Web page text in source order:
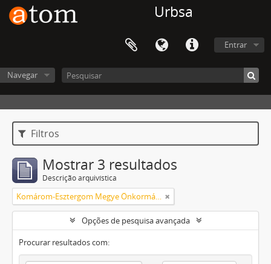
Urbsa
Entrar
Navegar
Filtros
Mostrar 3 resultados
Descrição arquivística
Komárom-Esztergom Megye Önkormányzati Hivatala Bélyeggyűjtő Egyesülete Tatabánya
Opções de pesquisa avançada
Procurar resultados com: